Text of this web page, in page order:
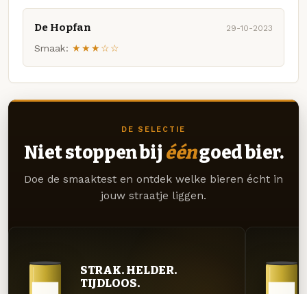
De Hopfan 29-10-2023
Smaak: ★★★☆☆
DE SELECTIE
Niet stoppen bij ééngoed bier.
Doe de smaaktest en ontdek welke bieren écht in
jouw straatje liggen.
STRAK. HELDER.
TIJDLOOS.